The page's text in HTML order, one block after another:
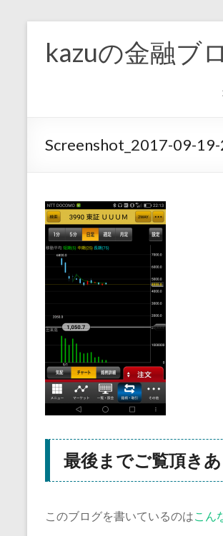
kazuの金融ブ
Screenshot_2017-09-
最後までご覧頂き
このブログを書いているのはこん